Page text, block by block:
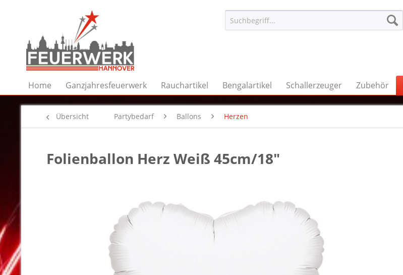
Home Ganzjahresfeuerwerk Rauchartikel Bengalartikel Schallerzeuger Zubehör
Übersicht Partybedarf Ballons Herzen
Folienballon Herz Weiß 45cm/18"